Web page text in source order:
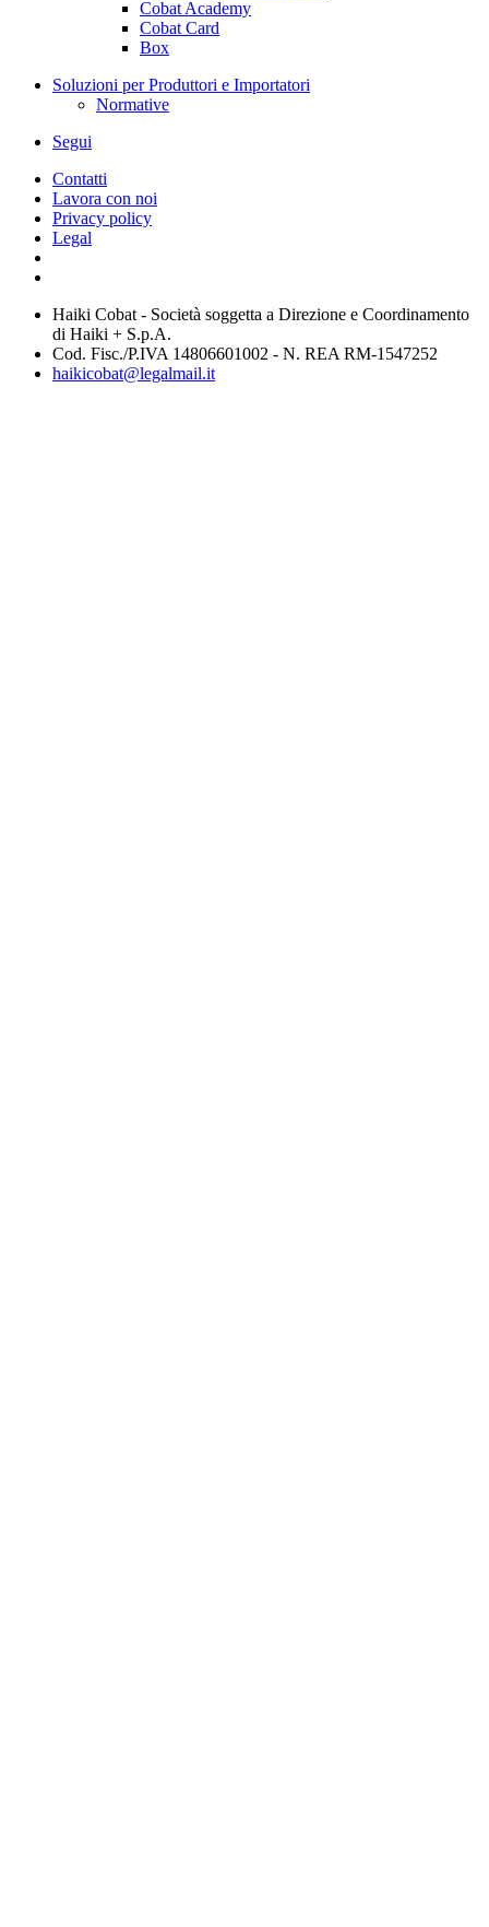
Cobat Academy
Cobat Card
Box
Soluzioni per Produttori e Importatori
Normative
Segui
Contatti
Lavora con noi
Privacy policy
Legal
Haiki Cobat - Società soggetta a Direzione e Coordinamento
di Haiki + S.p.A.
Cod. Fisc./P.IVA 14806601002 - N. REA RM-1547252
haikicobat@legalmail.it